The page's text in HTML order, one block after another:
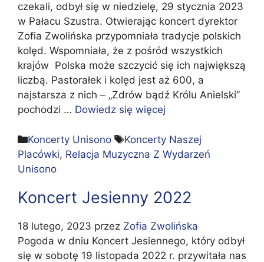
czekali, odbył się w niedzielę, 29 stycznia 2023
w Pałacu Szustra. Otwierając koncert dyrektor
Zofia Zwolińska przypomniała tradycje polskich
kolęd. Wspomniała, że z pośród wszystkich
krajów Polska może szczycić się ich największą
liczbą. Pastorałek i kolęd jest aż 600, a
najstarsza z nich – „Zdrów bądź Królu Anielski”
pochodzi … Dowiedz się więcej
Kategorie
Koncerty Unisono Tagi
Koncerty Naszej
Placówki, Relacja Muzyczna Z Wydarzeń
Unisono
Koncert Jesienny 2022
18 lutego, 2023 przez Zofia Zwolińska
Pogoda w dniu Koncert Jesiennego, który odbył
się w sobotę 19 listopada 2022 r. przywitała nas